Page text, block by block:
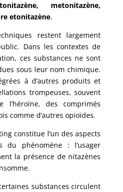
metonitazène,
etonitazène.
restent largement
Dans les contextes de
ces substances ne sont
sous leur nom chimique.
à d’autres produits et
trompeuses, souvent
l’héroïne, des comprimés
comme d’autres opioïdes.
constitue l’un des aspects
du phénomène : l’usager
la présence de nitazènes
substances circulent